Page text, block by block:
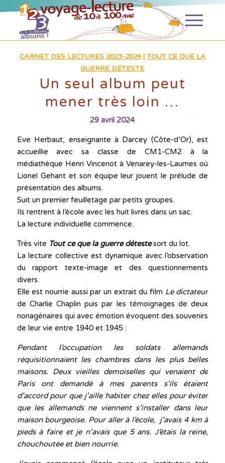
CARNET DES LECTURES 2023-2024| TOUT CE QUE LA
GUERRE DÉTESTE
Un seul album peut
mener très loin …
29 avril 2024
Eve Herbaut, enseignante à Darcey (Côte-d’Or), est
accueillie avec sa classe de CM1-CM2 à la
médiathèque Henri Vincenot à Venarey-les-Laumes où
Lionel Gehant et son équipe leur jouent le prélude de
présentation des albums.
Suit un premier feuilletage par petits groupes.
Ils rentrent à l’école avec les huit livres dans un sac.
La lecture individuelle commence.
Très vite Tout ce que la guerre déteste sort du lot.
La lecture collective est dynamique avec l’observation
du rapport texte-image et des questionnements
divers.
Elle est nourrie aussi par un extrait du film Le dictateur
de Charlie Chaplin puis par les témoignages de deux
nonagénaires qui avec émotion évoquent des souvenirs
de leur vie entre 1940 et 1945 :
Pendant l’occupation les soldats allemands
réquisitionnaient les chambres dans les plus belles
maisons. Deux vieilles demoiselles qui venaient de
Paris ont demandé à mes parents s’ils étaient
d’accord pour que j’aille habiter chez elles pour éviter
que les allemands ne viennent s’installer dans leur
maison bourgeoise. Pour aller à l’école, j’avais 4 km à
pieds à faire et je n’avais que 5 ans. J’étais la reine,
chouchoutée et bien nourrie.